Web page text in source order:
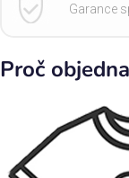
Garance
Proč